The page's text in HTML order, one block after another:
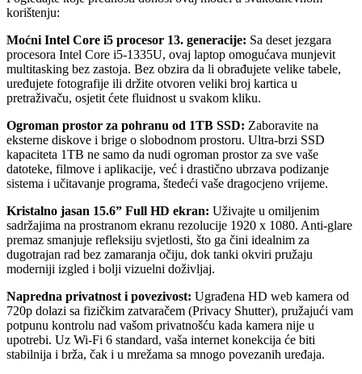
korištenju:
Moćni Intel Core i5 procesor 13. generacije: Sa deset jezgara
procesora Intel Core i5-1335U, ovaj laptop omogućava munjevit
multitasking bez zastoja. Bez obzira da li obrađujete velike tabele,
uređujete fotografije ili držite otvoren veliki broj kartica u
pretraživaču, osjetit ćete fluidnost u svakom kliku.
Ogroman prostor za pohranu od 1TB SSD: Zaboravite na
eksterne diskove i brige o slobodnom prostoru. Ultra-brzi SSD
kapaciteta 1TB ne samo da nudi ogroman prostor za sve vaše
datoteke, filmove i aplikacije, već i drastično ubrzava podizanje
sistema i učitavanje programa, štedeći vaše dragocjeno vrijeme.
Kristalno jasan 15.6” Full HD ekran: Uživajte u omiljenim
sadržajima na prostranom ekranu rezolucije 1920 x 1080. Anti-glare
premaz smanjuje refleksiju svjetlosti, što ga čini idealnim za
dugotrajan rad bez zamaranja očiju, dok tanki okviri pružaju
moderniji izgled i bolji vizuelni doživljaj.
Napredna privatnost i povezivost: Ugrađena HD web kamera od
720p dolazi sa fizičkim zatvaračem (Privacy Shutter), pružajući vam
potpunu kontrolu nad vašom privatnošću kada kamera nije u
upotrebi. Uz Wi-Fi 6 standard, vaša internet konekcija će biti
stabilnija i brža, čak i u mrežama sa mnogo povezanih uređaja.